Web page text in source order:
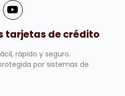
tarjetas de crédito
rápido y seguro.
por sistemas de